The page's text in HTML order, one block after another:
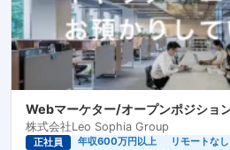
Webマーケター/オープンポジショ
株式会社Leo Sophia Group
正社員 年収600万円以上 リモートなし